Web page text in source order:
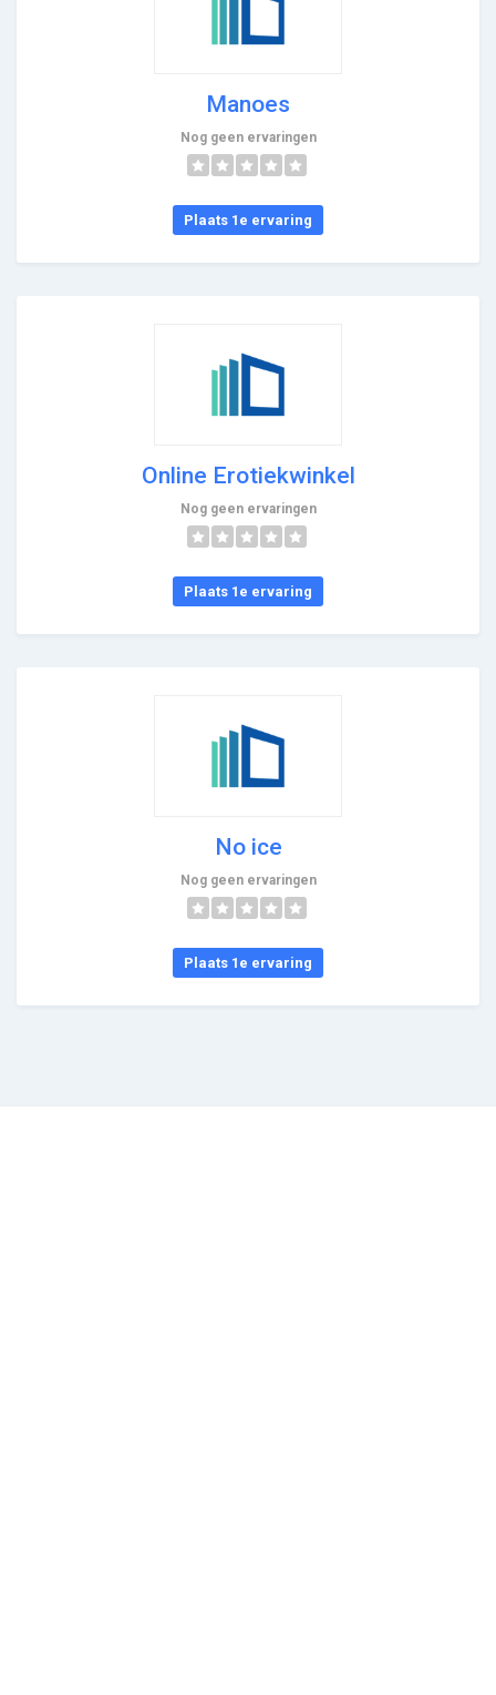
Manoes
Nog geen ervaringen
Plaats 1e ervaring
Online Erotiekwinkel
Nog geen ervaringen
Plaats 1e ervaring
No ice
Nog geen ervaringen
Plaats 1e ervaring